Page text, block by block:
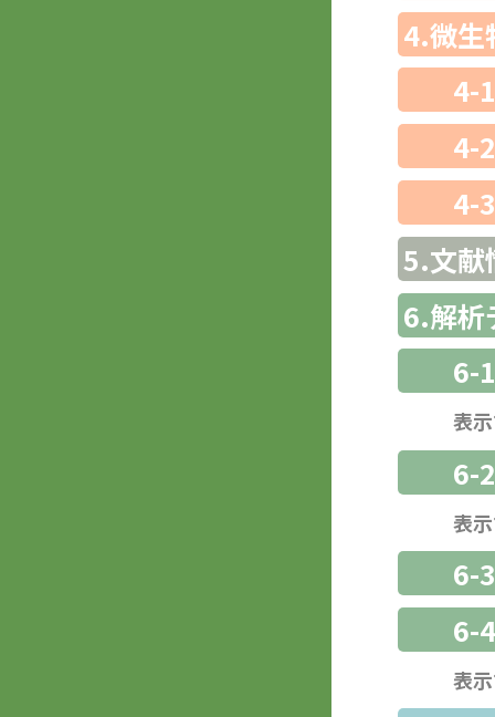
4.微生
4-
4-
4-
5.文献
6.解析
6-
表
6-
表
6-
6-
表